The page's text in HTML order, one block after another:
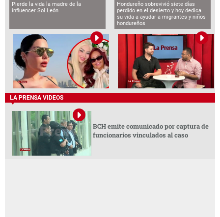
Pierde la vida la madre de la
influencer Sol León
Hondureño sobrevivió siete días
perdido en el desierto y hoy dedica
su vida a ayudar a migrantes y niños
hondureños
LA PRENSA VIDEOS
BCH emite comunicado por captura de
funcionarios vinculados al caso